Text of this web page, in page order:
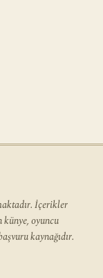
İçerikler
oyuncu
kaynağıdır.